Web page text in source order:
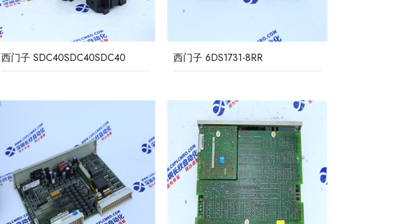
西门子 SDC40SDC40SDC40 西门子 6DS1731-8RR